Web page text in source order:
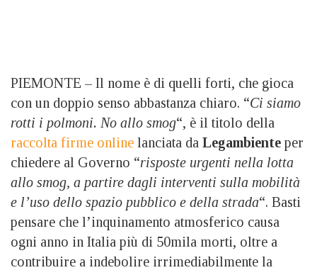
PIEMONTE – Il nome è di quelli forti, che gioca
con un doppio senso abbastanza chiaro. “Ci siamo
rotti i polmoni. No allo smog“, è il titolo della
raccolta firme online lanciata da Legambiente per
chiedere al Governo “risposte urgenti nella lotta
allo smog, a partire dagli interventi sulla mobilità
e l’uso dello spazio pubblico e della strada“. Basti
pensare che l’inquinamento atmosferico causa
ogni anno in Italia più di 50mila morti, oltre a
contribuire a indebolire irrimediabilmente la